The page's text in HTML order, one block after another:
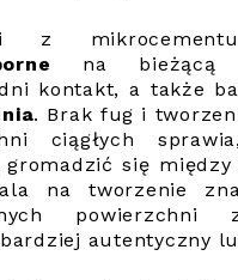
z
na
kontakt, a także
. Brak fug i
ciągłych
gromadzić się
na tworzenie
powierzchni
autentyczny